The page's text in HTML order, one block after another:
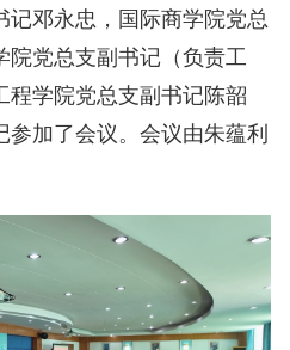
邓永忠，国际商学院党总
党总支副书记（负责工
学院党总支副书记陈韶
加了会议。会议由朱蕴利